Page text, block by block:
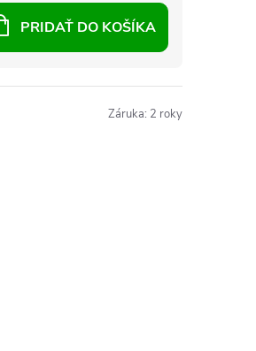
PRIDAŤ DO KOŠÍKA
Záruka: 2 roky